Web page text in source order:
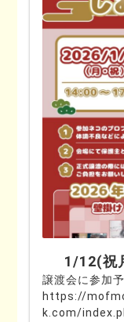
1/12(祝
譲渡会に参加
https://
k.com/